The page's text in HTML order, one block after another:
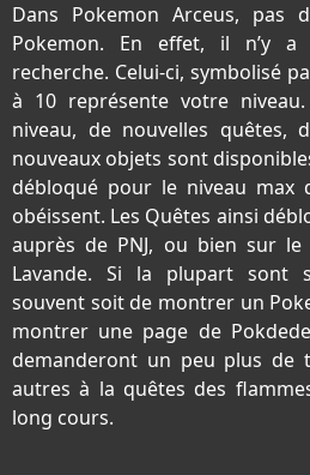
Dans Pokemon Arceus, pas
Pokemon. En effet, il n’y
recherche. Celui-ci, symbolisé
à 10 représente votre
niveau, de nouvelles quêtes,
nouveaux objets sont
débloqué pour le niveau max
obéissent. Les Quêtes ainsi
auprès de PNJ, ou bien sur
Lavande. Si la plupart sont
souvent soit de montrer un
montrer une page de
demanderont un peu plus de
autres à la quêtes des
long cours.